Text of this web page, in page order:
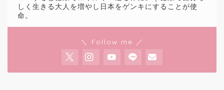
しく生きる大人を増やし日本をゲンキにすることが使
命。
＼ Follow me ／